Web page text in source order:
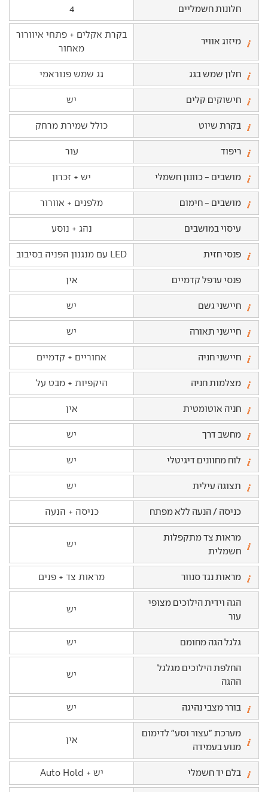
חלונות חשמליים 4
מיזוג אוויר
בקרת אקלים + פתחי איוורור
מאחור
חלון שמש בגג גג שמש פנוראמי
חישוקים קלים יש
בקרת שיוט כולל שמירת מרחק
ריפוד עור
מושבים - כוונון חשמלי יש + זכרון
מושבים - חימום מלפנים + אוורור
עיסוי במושבים נהג + נוסע
פנסי חזית LED עם מנגנון הפניה בסיבוב
פנסי ערפל קדמיים אין
חיישני גשם יש
חיישני תאורה יש
חיישני חניה אחוריים + קדמיים
מצלמות חניה היקפיות + מבט על
חניה אוטומטית אין
מחשב דרך יש
לוח מחוונים דיגיטלי יש
תצוגה עילית יש
כניסה / הנעה ללא מפתח כניסה + הנעה
מראות צד מתקפלות
חשמלית
יש
מראות נגד סנוור מראות צד + פנים
הגה וידית הילוכים מצופי
עור
יש
גלגל הגה מחומם יש
החלפת הילוכים מגלגל
ההגה
יש
בורר מצבי נהיגה יש
מערכת "עצור וסע" לדימום
מנוע בעמידה
אין
בלם יד חשמלי יש + Auto Hold